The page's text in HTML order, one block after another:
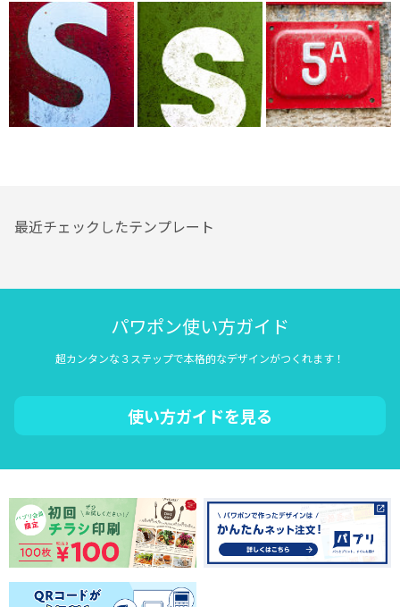
最近チェックしたテンプレート
パワポン使い方ガイド
超カンタンな３ステップで本格的なデザインがつくれます！
使い方ガイドを見る